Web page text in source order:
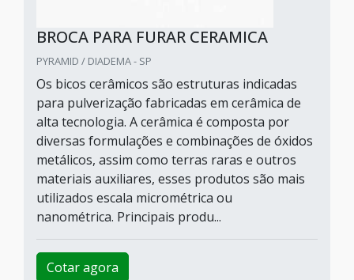
BROCA PARA FURAR CERAMICA
PYRAMID / DIADEMA - SP
Os bicos cerâmicos são estruturas indicadas
para pulverização fabricadas em cerâmica de
alta tecnologia. A cerâmica é composta por
diversas formulações e combinações de óxidos
metálicos, assim como terras raras e outros
materiais auxiliares, esses produtos são mais
utilizados escala micrométrica ou
nanométrica. Principais produ...
Cotar agora